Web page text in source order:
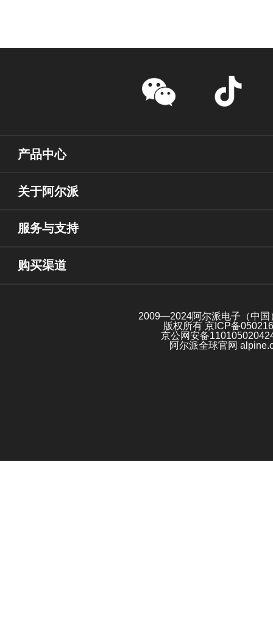
产品中心
关于阿尔派
服务与支持
购买渠道
2009—2024阿尔派电子（中国
版权所有 京ICP备
京公网安备
阿尔派全球官网